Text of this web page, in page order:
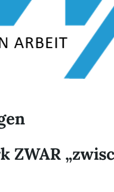
ZWAR